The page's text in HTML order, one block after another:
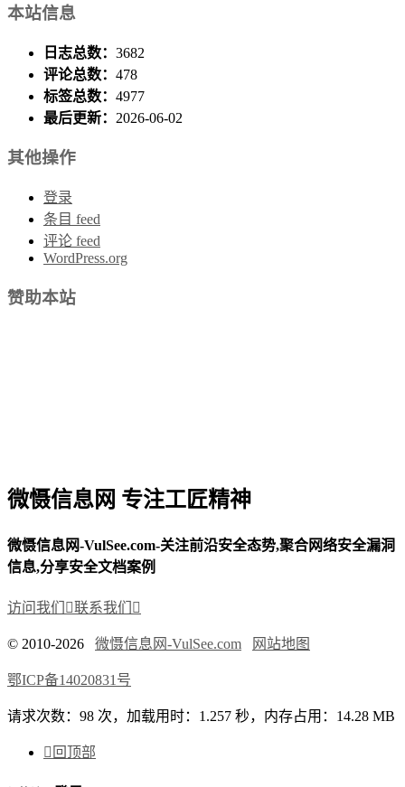
本站信息
日志总数： 3682
评论总数： 478
标签总数： 4977
最后更新： 2026-06-02
其他操作
登录
条目 feed
评论 feed
WordPress.org
赞助本站
微慑信息网 专注工匠精神
微慑信息网-VulSee.com-关注前沿安全态势,聚合网络安全漏洞
信息,分享安全文档案例
访问我们 联系我们 
© 2010-2026 微慑信息网-VulSee.com 网站地图
鄂ICP备14020831号
请求次数：98 次，加载用时：1.257 秒，内存占用：14.28 MB
 回顶部